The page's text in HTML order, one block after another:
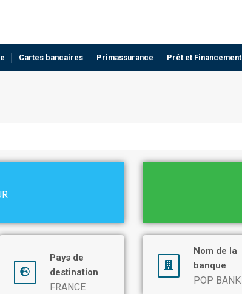
Cartes bancaires Primassurance Prêt et Financement
Pays de
destination
FRANCE
Nom de la
banque
POP BANK